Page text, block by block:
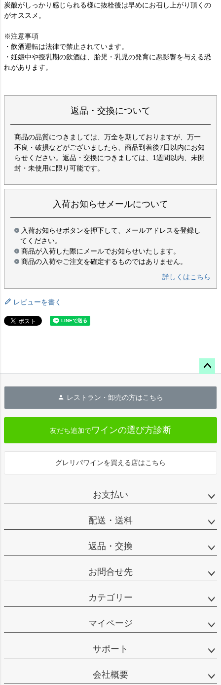
炭酸がしっかり感じられる様に抜栓後は早めにお召し上がり頂くの
がオススメ。
※注意事項
・飲酒運転は法律で禁止されています。
・妊娠中や授乳期の飲酒は、胎児・乳児の発育に悪影響を与える恐
れがあります。
返品・交換について
商品の品質につきましては、万全を期しておりますが、万一
不良・破損などがございましたら、商品到着後7日以内にお知
らせください。返品・交換につきましては、1週間以内、未開
封・未使用に限り可能です。
入荷お知らせメールについて
入荷お知らせボタンを押下して、メールアドレスを登録し
てください。
商品が入荷した際にメールでお知らせいたします。
商品の入荷やご注文を確定するものではありません。
詳しくはこちら
レビューを書く
へ
レストラン・卸売の方はこちら
友だち追加でワインの選び方診断
グレリパワインを買える店はこちら
お支払い
配送・送料
返品・交換
お問合せ先
カテゴリー
マイページ
サポート
会社概要